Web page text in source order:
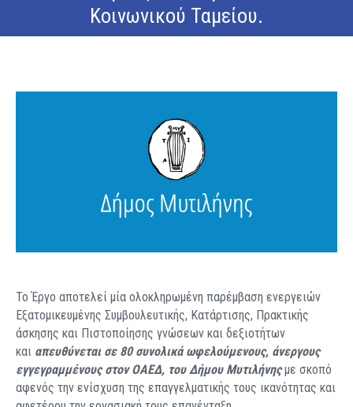
Κοινωνικού Ταμείου.
Το Έργο αποτελεί μία ολοκληρωμένη παρέμβαση ενεργειών
Εξατομικευμένης Συμβουλευτικής, Κατάρτισης, Πρακτικής
άσκησης και Πιστοποίησης γνώσεων και δεξιοτήτων
και απευθύνεται σε 80 συνολικά ωφελούμενους, άνεργους
εγγεγραμμένους στον ΟΑΕΔ, του Δήμου Μυτιλήνηςμε σκοπό
αφενός την ενίσχυση της επαγγελματικής τους ικανότητας και